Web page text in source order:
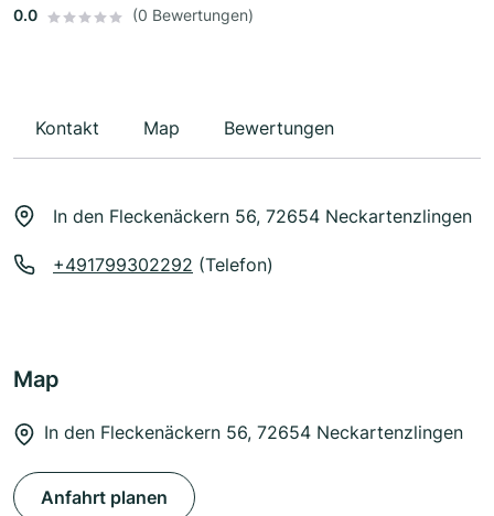
0.0 (0 Bewertungen)
Kontakt Map Bewertungen
In den Fleckenäckern 56, 72654 Neckartenzlingen
+491799302292 (Telefon)
Map
In den Fleckenäckern 56, 72654 Neckartenzlingen
Anfahrt planen